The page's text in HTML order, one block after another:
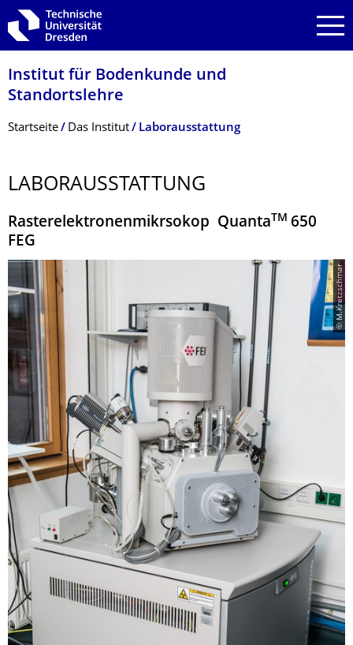
Zur Hauptnavigation springen
Zur Suche springen
Zum Inhalt springen
Institut für Bodenkunde und
Standortslehre
Breadcrumb-Menü
Startseite Das Institut Laborausstattung
LABORAUSSTAT­TUNG
Rasterelektronenmikrsokop QuantaTM 650
FEG
© M.Kretzschmar